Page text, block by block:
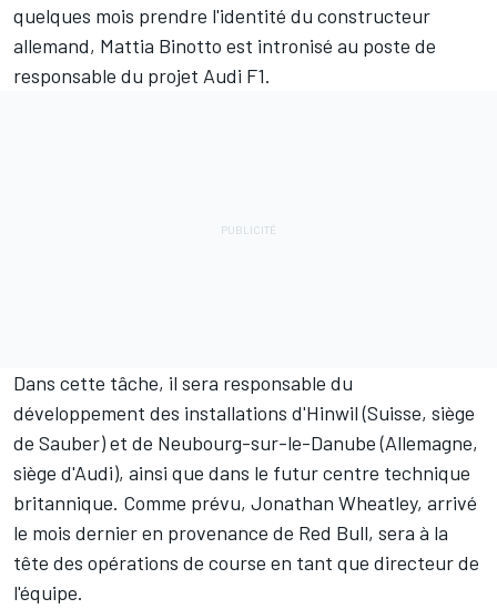
quelques mois prendre l'identité du constructeur
allemand, Mattia Binotto est intronisé au poste de
responsable du projet Audi F1.
Dans cette tâche, il sera responsable du
développement des installations d'Hinwil (Suisse, siège
de Sauber) et de Neubourg-sur-le-Danube (Allemagne,
siège d'Audi), ainsi que dans le futur centre technique
britannique. Comme prévu, Jonathan Wheatley, arrivé
le mois dernier en provenance de Red Bull, sera à la
tête des opérations de course en tant que directeur de
l'équipe.